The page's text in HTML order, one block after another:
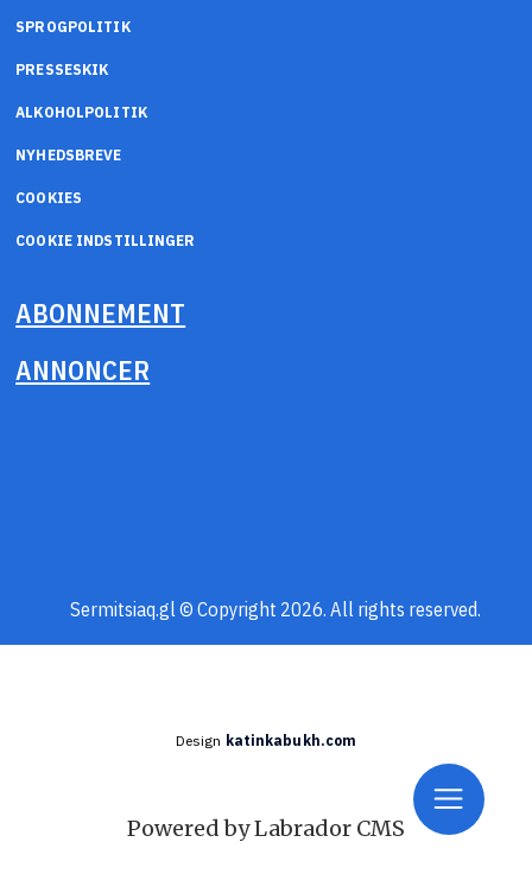
SPROGPOLITIK
PRESSESKIK
ALKOHOLPOLITIK
NYHEDSBREVE
COOKIES
COOKIE INDSTILLINGER
ABONNEMENT
ANNONCER
Sermitsiaq.gl © Copyright 2026. All rights reserved.
Design katinkabukh.com
Powered by Labrador CMS